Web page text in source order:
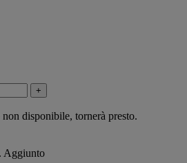
+
disponibile, tornerà presto.
Aggiunto